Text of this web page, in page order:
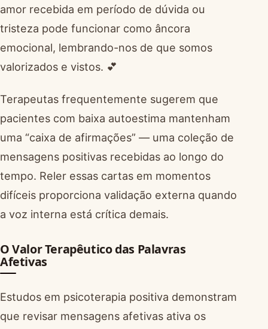
amor recebida em período de dúvida ou
tristeza pode funcionar como âncora
emocional, lembrando-nos de que somos
valorizados e vistos. 💕
Terapeutas frequentemente sugerem que
pacientes com baixa autoestima mantenham
uma “caixa de afirmações” — uma coleção de
mensagens positivas recebidas ao longo do
tempo. Reler essas cartas em momentos
difíceis proporciona validação externa quando
a voz interna está crítica demais.
O Valor Terapêutico das Palavras
Afetivas
Estudos em psicoterapia positiva demonstram
que revisar mensagens afetivas ativa os